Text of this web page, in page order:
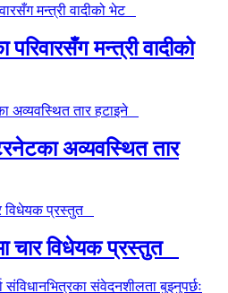
मन्त्री वादीको
अव्यवस्थित तार
चार विधेयक प्रस्तुत